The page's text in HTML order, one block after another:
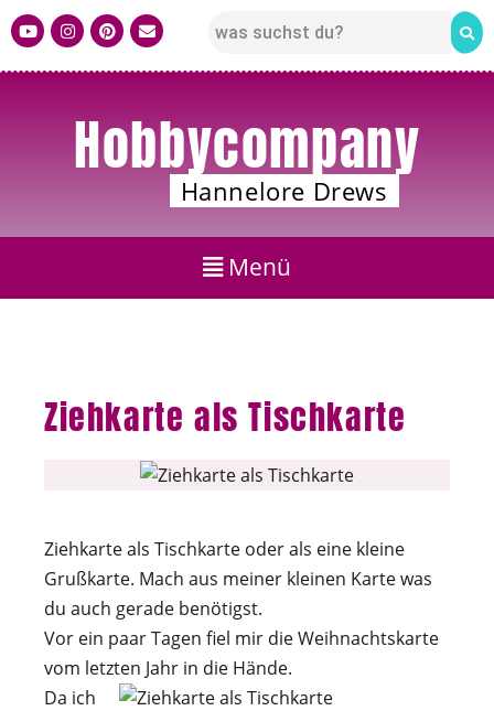
Hobbycompany
Hannelore Drews
Ziehkarte als Tischkarte
Ziehkarte als Tischkarte oder als eine kleine
Grußkarte. Mach aus meiner kleinen Karte was
du auch gerade benötigst.
Vor ein paar Tagen fiel mir die Weihnachtskarte
vom letzten Jahr in die Hände.
Da ich